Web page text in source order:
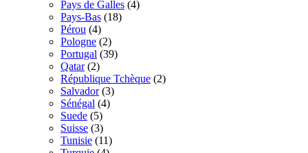
Pays de Galles (4)
Pays-Bas (18)
Pérou (4)
Pologne (2)
Portugal (39)
Qatar (2)
République Tchèque (2)
Salvador (3)
Sénégal (4)
Suede (5)
Suisse (3)
Tunisie (11)